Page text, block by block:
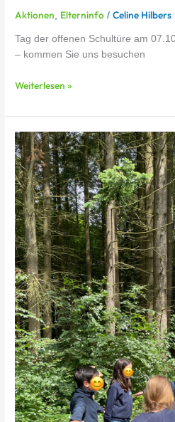
Aktionen Elterninfo /Celine Hilbers
Tag der offenen Schultüre am
– kommen Sie uns besuchen
Weiterlesen »
Waldjugendspiele
2024